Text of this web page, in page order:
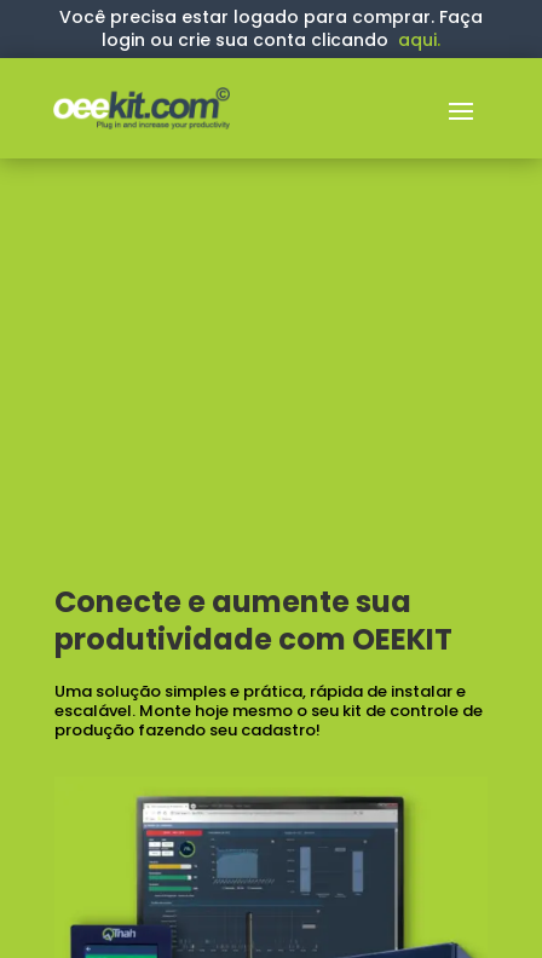
Você precisa estar logado para comprar. Faça
login ou crie sua conta clicando aqui.
Conecte e aumente sua
produtividade com OEEKIT
Uma solução simples e prática, rápida de instalar e
escalável. Monte hoje mesmo o seu kit de controle de
produção fazendo seu cadastro!